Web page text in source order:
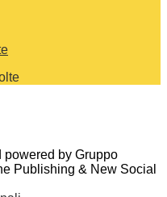
by Gruppo
Publishing & New Social